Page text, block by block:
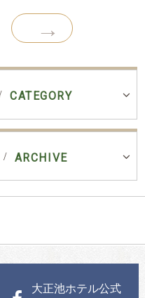
→
CATEGORY
ARCHIVE
大正池ホテル公式